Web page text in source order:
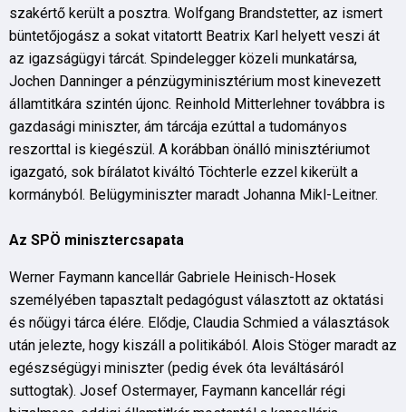
szakértő került a posztra. Wolfgang Brandstetter, az ismert
büntetőjogász a sokat vitatortt Beatrix Karl helyett veszi át
az igazságügyi tárcát. Spindelegger közeli munkatársa,
Jochen Danninger a pénzügyminisztérium most kinevezett
államtitkára szintén újonc. Reinhold Mitterlehner továbbra is
gazdasági miniszter, ám tárcája ezúttal a tudományos
reszorttal is kiegészül. A korábban önálló minisztériumot
igazgató, sok bírálatot kiváltó Töchterle ezzel kikerült a
kormányból. Belügyminiszter maradt Johanna Mikl-Leitner.
Az SPÖ minisztercsapata
Werner Faymann kancellár Gabriele Heinisch-Hosek
személyében tapasztalt pedagógust választott az oktatási
és nőügyi tárca élére. Elődje, Claudia Schmied a választások
után jelezte, hogy kiszáll a politikából. Alois Stöger maradt az
egészségügyi miniszter (pedig évek óta leváltásáról
suttogtak). Josef Ostermayer, Faymann kancellár régi